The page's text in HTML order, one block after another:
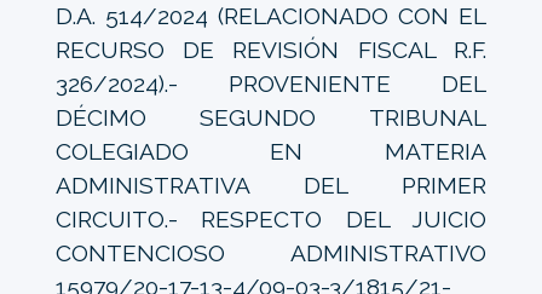
D.A. 514/2024 (RELACIONADO CON EL
RECURSO DE REVISIÓN FISCAL R.F.
326/2024).- PROVENIENTE DEL
DÉCIMO SEGUNDO TRIBUNAL
COLEGIADO EN MATERIA
ADMINISTRATIVA DEL PRIMER
CIRCUITO.- RESPECTO DEL JUICIO
CONTENCIOSO ADMINISTRATIVO
15979/20-17-13-4/09-03-3/1815/21-